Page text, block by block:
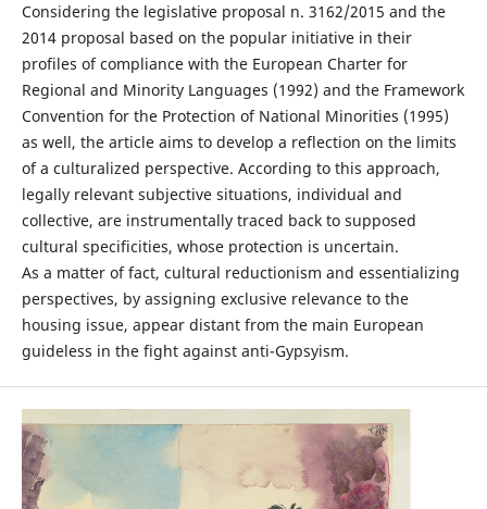
Considering the legislative proposal n. 3162/2015 and the
2014 proposal based on the popular initiative in their
profiles of compliance with the European Charter for
Regional and Minority Languages (1992) and the Framework
Convention for the Protection of National Minorities (1995)
as well, the article aims to develop a reflection on the limits
of a culturalized perspective. According to this approach,
legally relevant subjective situations, individual and
collective, are instrumentally traced back to supposed
cultural specificities, whose protection is uncertain.
As a matter of fact, cultural reductionism and essentializing
perspectives, by assigning exclusive relevance to the
housing issue, appear distant from the main European
guideless in the fight against anti-Gypsyism.